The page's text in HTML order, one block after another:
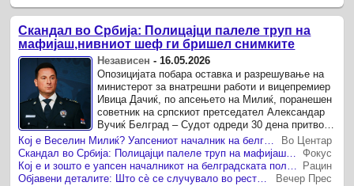
Скандал во Србија: Полицајци палеле труп на
мафијаш,нивниот шеф ги бришел снимките
Независен -16.05.2026
Опозицијата побара оставка и разрешување на
министерот за внатрешни работи и вицепремиер
Ивица Дачиќ, по апсењето на Милиќ, поранешен
советник на српскиот претседател Александар
Вучиќ Белград – Судот одреди 30 дена притвор
за Веселин Милиќ, началник ...
Кој е Веселин Милиќ? Уапсениот началник на белградската полиција беше во центарот на вниманието по масакрот во „Рибникар“
Во Центар
Скандал во Србија: Полицајци палеле труп на мафијаш, нивниот шеф ги бришел снимките
Фокус
Кој е и зошто е уапсен началникот на белградската полиција, Веселин Милиќ?
Рацин
Објавени деталите: Што сѐ се случувало во ресторанот на Сењак што доведе до апсењето на началникот на белградската полиција, Веселин Милиќ
Вечер Прес